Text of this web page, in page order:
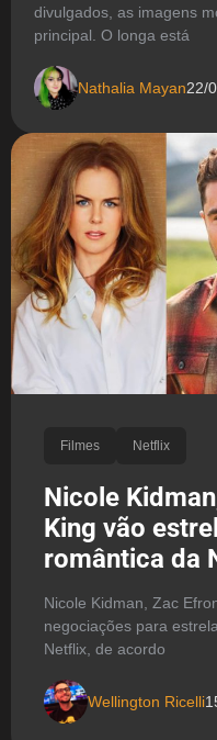
divulgados, as imagens
principal. O longa está
Nathalia Mayan22/
Filmes Netflix
Nicole
King vão
romântica da
Nicole Kidman, Zac
negociações para
Netflix, de acordo
Wellington Ricelli